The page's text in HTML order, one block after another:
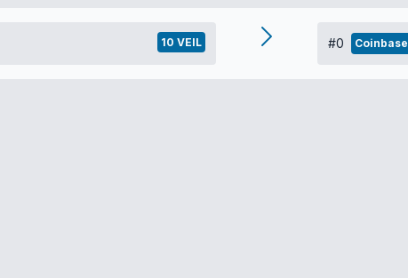
10 VEIL #0 Coinbase